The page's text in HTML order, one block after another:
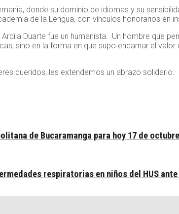
donde su dominio de idiomas y su
de la Lengua, con vínculos honorarios en
Duarte fue un humanista. Un hombre que
sino en la forma en que supo encarnar el
queridos, les extendemos un abrazo
de Bucaramanga para hoy 17 de octubre
respiratorias en niños del HUS